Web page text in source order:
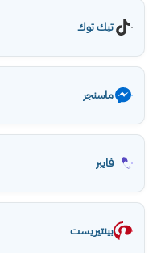
تيك توك
ماسنجر
فايبر
بينتيريست